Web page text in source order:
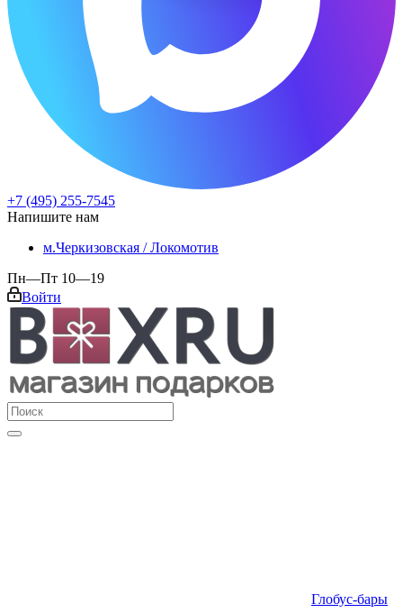
+7 (495) 255-7545
Напишите нам
м.Черкизовская / Локомотив
Пн—Пт 10—19
Войти
Глобус-бары